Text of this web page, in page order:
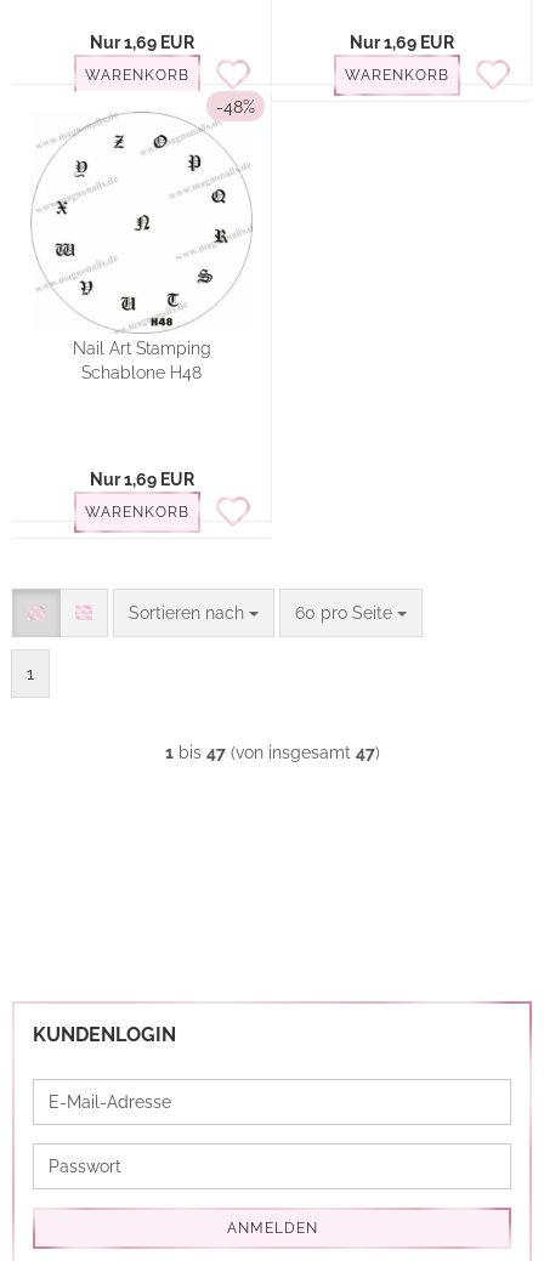
Nur 1,69 EUR
WARENKORB
Nur 1,69 EUR
WARENKORB
-48%
Nail Art Stamping
Schablone H48
Nur 1,69 EUR
WARENKORB
Sortieren nach
Sortieren nach 60 pro Seite
pro Seite
1
1bis 47(von insgesamt 47)
KUNDENLOGIN
E-
Mail-
Adresse
Passwort
ANMELDEN